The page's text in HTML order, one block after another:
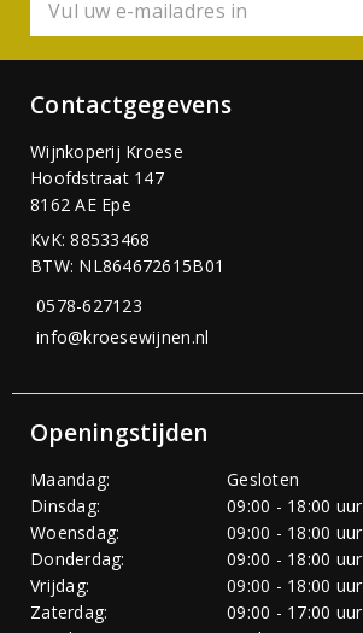
Contactgegevens
Wijnkoperij Kroese
Hoofdstraat 147
8162 AE Epe
KvK: 88533468
BTW: NL864672615B01
0578-627123
info@kroesewijnen.nl
Openingstijden
Maandag:
Gesloten
Dinsdag:
09:00 - 18:00 uur
Woensdag:
09:00 - 18:00 uur
Donderdag:
09:00 - 18:00 uur
Vrijdag:
09:00 - 18:00 uur
Zaterdag:
09:00 - 17:00 uur